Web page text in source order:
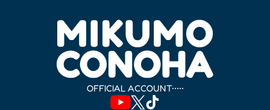
OFFICIAL ACCOUNT